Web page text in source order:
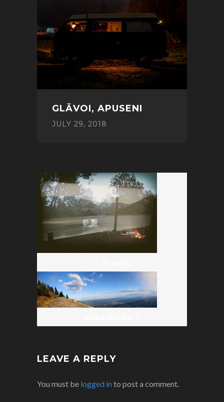
GLĂVOI, APUSENI
JULY 29, 2018
POST
NAVIGATION
LEAVE A REPLY
You must be logged into post a comment.